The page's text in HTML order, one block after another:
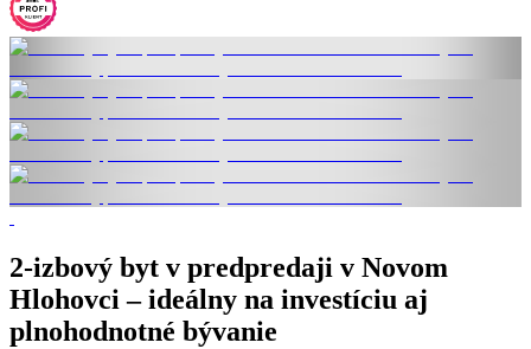
2-izbový byt v predpredaji v Novom
Hlohovci – ideálny na investíciu aj
plnohodnotné bývanie